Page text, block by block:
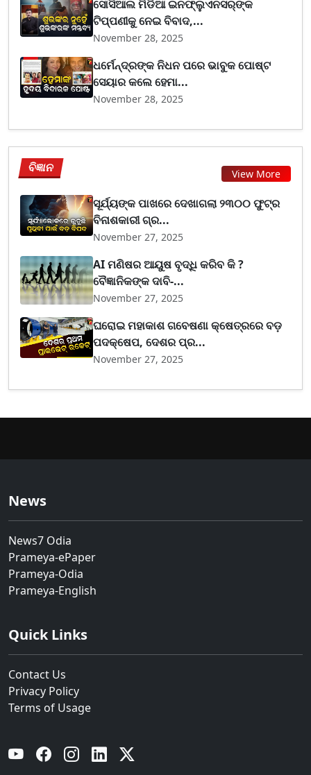
ସୋସିଆଲ ମିଡିଆ ଇନଫ୍ଲୁଏନସର୍‌ଙ୍କ
ଟିପ୍ପଣୀକୁ ନେଇ ବିବାଦ,...
November 28, 2025
ଧର୍ମେନ୍ଦ୍ରଙ୍କ ନିଧନ ପରେ ଭାବୁକ ପୋଷ୍ଟ
ସେୟାର କଲେ ହେମା...
November 28, 2025
ବିଜ୍ଞାନ View More
ସୂର୍ଯ୍ୟଙ୍କ ପାଖରେ ଦେଖାଗଲା ୨୩୦୦ ଫୁଟ୍‌ର
ବିନାଶକାରୀ ଗ୍ର...
November 27, 2025
AI ମଣିଷର ଆୟୁଷ ବୃଦ୍ଧି କରିବ କି ?
ବୈଜ୍ଞାନିକଙ୍କ ଦାବି-...
November 27, 2025
ଘରୋଇ ମହାକାଶ ଗବେଷଣା କ୍ଷେତ୍ରରେ ବଡ଼
ପଦକ୍ଷେପ, ଦେଶର ପ୍ର...
November 27, 2025
News
News7 Odia
Prameya-ePaper
Prameya-Odia
Prameya-English
Quick Links
Contact Us
Privacy Policy
Terms of Usage
YouTube Facebook Instagram Linkedin